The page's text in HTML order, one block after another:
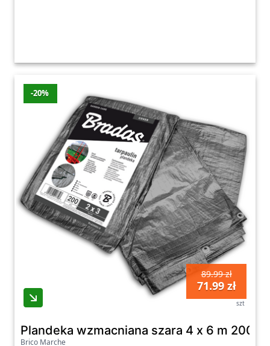
-20%
89.99 zł
71.99 zł
szt
Plandeka wzmacniana szara 4 x 6 m 200
Brico Marche